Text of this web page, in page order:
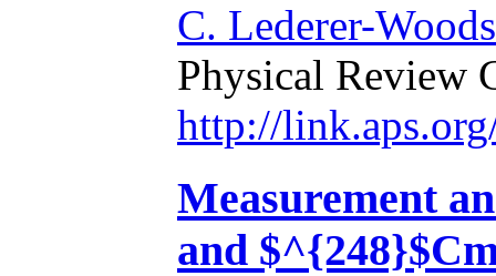
C. Lederer-Woods
Physical Review
http://
Measurement
and